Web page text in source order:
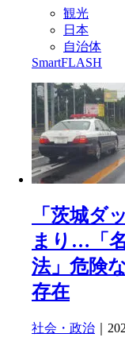
観光
日本
自治体
SmartFLASH
「茨城ダ
まり…「
法」危険
存在
社会・政治 ｜